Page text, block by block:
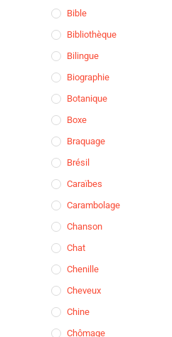
Bible
Bibliothèque
Bilingue
Biographie
Botanique
Boxe
Braquage
Brésil
Caraïbes
Carambolage
Chanson
Chat
Chenille
Cheveux
Chine
Chômage